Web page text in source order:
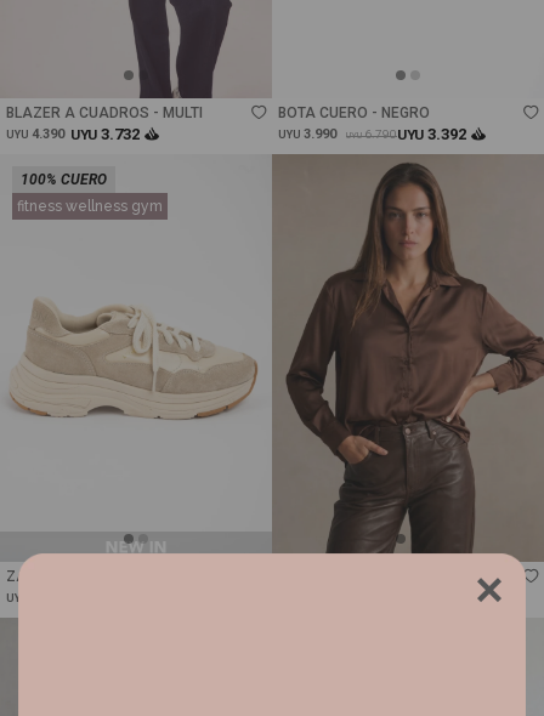
BLAZER A CUADROS - MULTI
UYU 4.390 UYU 3.732
BOTA CUERO - NEGRO
UYU 3.990 UYU 6.790UYU 3.392
100% CUERO
fitness wellness gym
ZAPATILLA COMBINADA - NÁCAR
UYU
Talle
CAMISA SATEN - CHOCOLATE